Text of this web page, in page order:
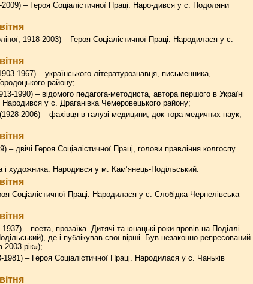
– Героя Соціалістичної Праці. Наро-дився у с. Подоляни
1918-2003) – Героя Соціалістичної Праці. Народилася у с.
1967) – українського літературознавця, письменника,
району;
– відомого педагога-методиста, автора першого в Україні
у с. Драганівка Чемеровецького району;
2006) – фахівця в галузі медицини, док-тора медичних наук,
двічі Героя Соціалістичної Праці, голови правління колгоспу
художника. Народився у м. Кам’янець-Подільський.
Соціалістичної Праці. Народилася у с. Слобідка-Чернелівська
– поета, прозаїка. Дитячі та юнацькі роки провів на Поділлі.
де і публікував свої вірші. Був незаконно репресований.
рік»);
– Героя Соціалістичної Праці. Народилася у с. Чаньків